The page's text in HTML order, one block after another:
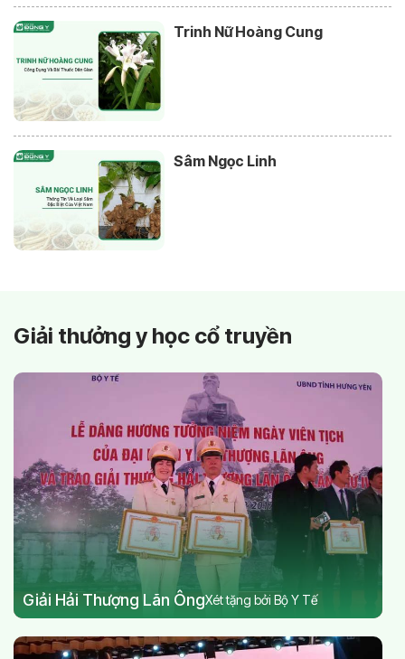
Trinh Nữ Hoàng Cung
Sâm Ngọc Linh
Giải thưởng y học cổ truyền
Giải Hải Thượng Lãn ÔngXét tặng bởi Bộ Y Tế